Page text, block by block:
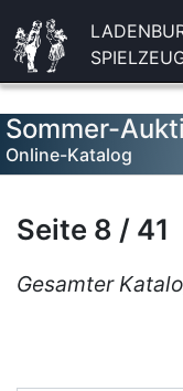
Sommer-
Online-Katalog
Seite 8 / 41
Gesamter